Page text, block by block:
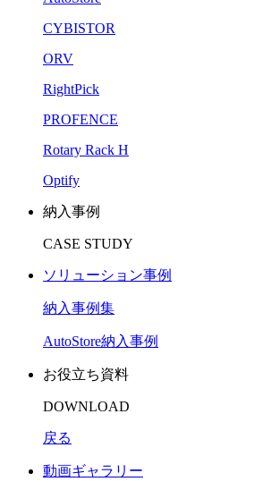
CYBISTOR
ORV
RightPick
PROFENCE
Rotary Rack H
Optify
納入事例
CASE STUDY
ソリューション事例
納入事例集
AutoStore納入事例
お役立ち資料
DOWNLOAD
戻る
動画ギャラリー